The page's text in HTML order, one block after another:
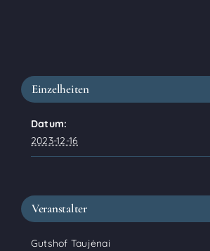
Einzelheiten
Datum:
2023-12-16
Veranstalter
Gutshof Taujėnai